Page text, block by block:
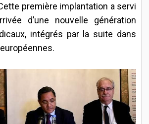
première implantation a servi
d’une nouvelle génération
intégrés par la suite dans